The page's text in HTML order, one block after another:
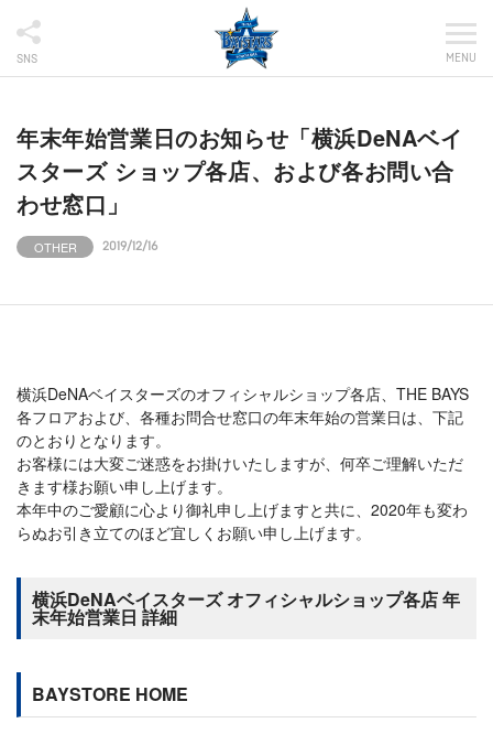
SNS MENU
年末年始営業日のお知らせ「横浜DeNAベイ
スターズ ショップ各店、および各お問い合
わせ窓口」
OTHER 2019/12/16
横浜DeNAベイスターズのオフィシャルショップ各店、THE BAYS
各フロアおよび、各種お問合せ窓口の年末年始の営業日は、下記
のとおりとなります。
お客様には大変ご迷惑をお掛けいたしますが、何卒ご理解いただ
きます様お願い申し上げます。
本年中のご愛顧に心より御礼申し上げますと共に、2020年も変わ
らぬお引き立てのほど宜しくお願い申し上げます。
横浜DeNAベイスターズ オフィシャルショップ各店 年
末年始営業日 詳細
BAYSTORE HOME